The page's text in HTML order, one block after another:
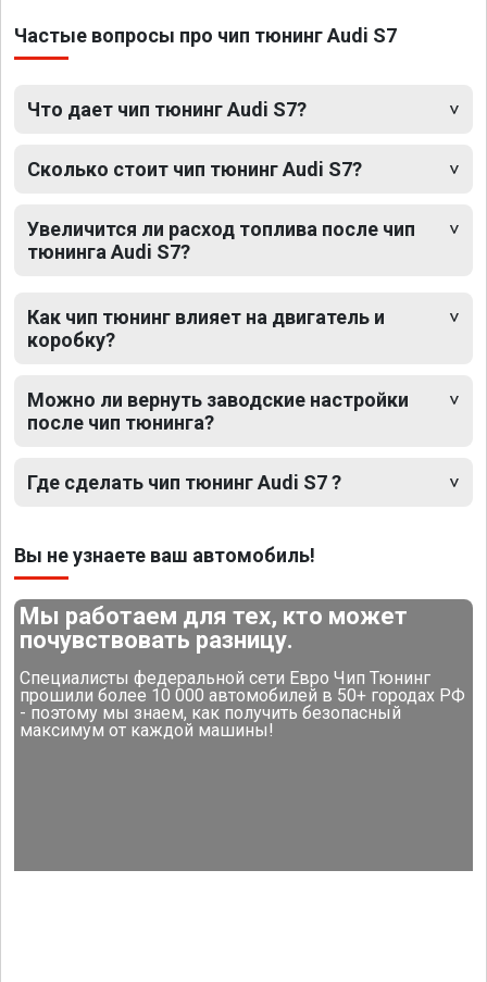
Частые вопросы про чип тюнинг Audi S7
Что дает чип тюнинг Audi S7?
Сколько стоит чип тюнинг Audi S7?
Увеличится ли расход топлива после чип
тюнинга Audi S7?
Как чип тюнинг влияет на двигатель и
коробку?
Можно ли вернуть заводские настройки
после чип тюнинга?
Где сделать чип тюнинг Audi S7 ?
Вы не узнаете ваш автомобиль!
Мы работаем для тех, кто может
почувствовать разницу.
Специалисты федеральной сети Евро Чип Тюнинг
прошили более 10 000 автомобилей в 50+ городах РФ
- поэтому мы знаем, как получить безопасный
максимум от каждой машины!